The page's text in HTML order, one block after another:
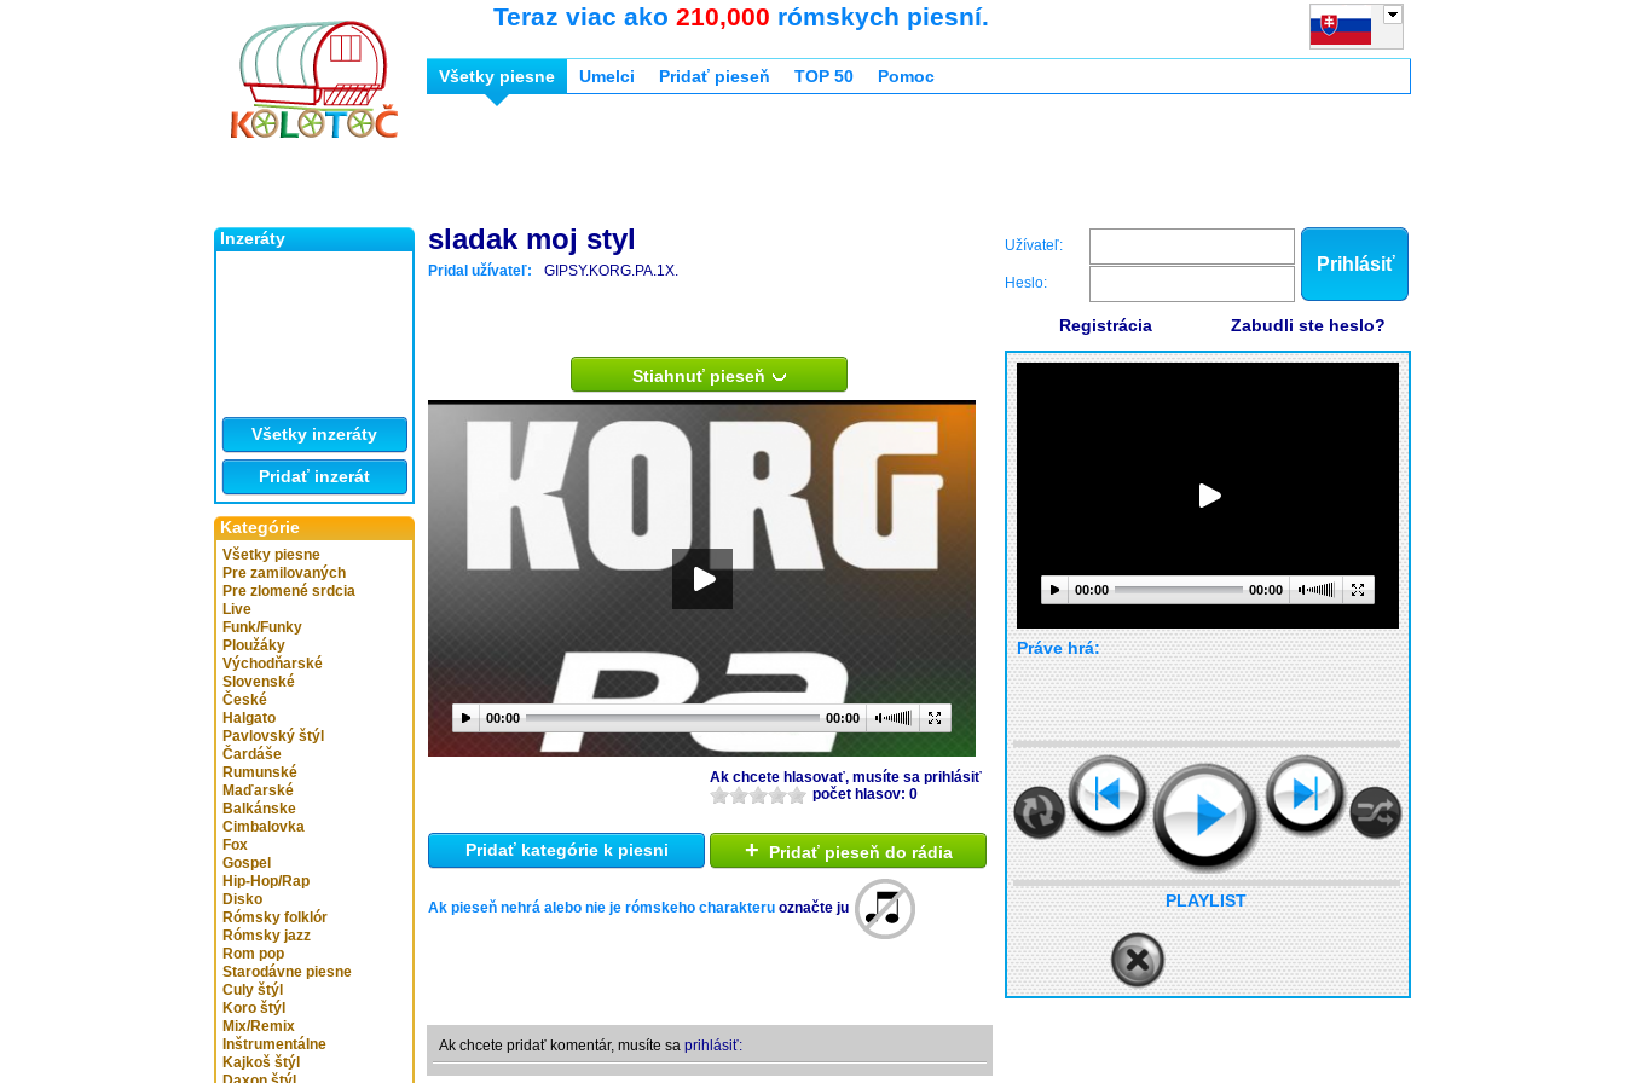
Inzeráty
Všetky inzeráty
Pridať inzerát
Kategórie
Všetky piesne
Pre zamilovaných
Pre zlomené srdcia
Live
Funk/Funky
Ploužáky
Východňarské
Slovenské
České
Halgato
Pavlovský štýl
Čardáše
Rumunské
Maďarské
Balkánske
Cimbalovka
Fox
Gospel
Hip-Hop/Rap
Disko
Rómsky folklór
Rómsky jazz
Rom pop
Starodávne piesne
Culy štýl
Koro štýl
Mix/Remix
Inštrumentálne
Kajkoš štýl
Teraz viac ako 210,000 rómskych piesní.
Všetky piesne Umelci Pridať pieseň TOP 50 Pomoc
sladak moj styl
Pridal užívateľ: GIPSY.KORG.PA.1X.
Stiahnuť pieseň
00:00 00:00
Ak chcete hlasovať, musíte sa prihlásiť
počet hlasov: 0
Pridať kategórie k piesni + Pridať pieseň do rádia
Ak pieseň nehrá alebo nie je rómskeho charakteru označte ju
Ak chcete pridať komentár, musíte sa prihlásiť:
Užívateľ:
Heslo:
Prihlásiť
Registrácia Zabudli ste heslo?
00:00 00:00
Práve hrá:
PLAYLIST